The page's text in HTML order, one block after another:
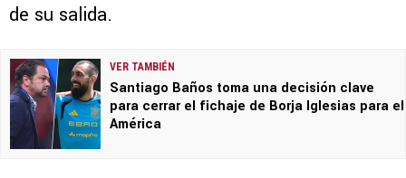
de su salida.
VER TAMBIÉN
Santiago Baños toma una decisión clave
para cerrar el fichaje de Borja Iglesias para el
América